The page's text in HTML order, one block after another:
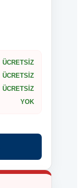
ÜCRETSİZ
ÜCRETSİZ
ÜCRETSİZ
YOK